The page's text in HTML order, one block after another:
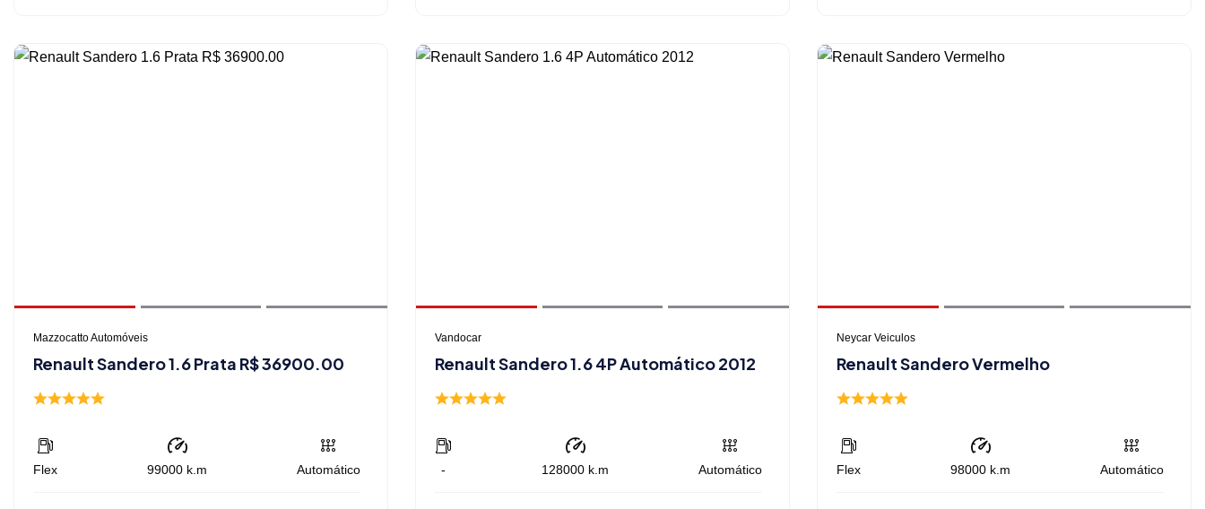
Mazzocatto Automóveis
Renault Sandero 1.6 Prata R$ 36900.00
Flex 99000 k.m Automático
Vandocar
Renault Sandero 1.6 4P Automático 2012
- 128000 k.m Automático
Neycar Veiculos
Renault Sandero Vermelho
Flex 98000 k.m Automático